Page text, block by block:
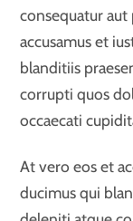
consequatur
accusamus et
blanditiis
corrupti quos
occaecati
At vero eos et
ducimus qui